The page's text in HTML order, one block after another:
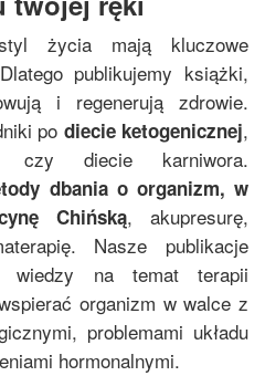
życia mają kluczowe
publikujemy książki,
i regenerują zdrowie.
po diecie ketogenicznej,
czy diecie karniwora.
dbania o organizm, w
Chińską, akupresurę,
Nasze publikacje
wiedzy na temat terapii
organizm w walce z
problemami układu
hormonalnymi.